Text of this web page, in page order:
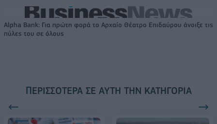
Alpha Bank: Για πρώτη φορά το Αρχαίο Θέατρο Επιδαύρου άνοιξε τις
πύλες του σε όλους
ΠΕΡΙΣΣΌΤΕΡΑ ΣΕ ΑΥΤΉ ΤΗΝ ΚΑΤΗΓΟΡΊΑ